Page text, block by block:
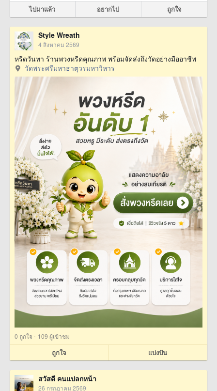
ไปมาแล้ว อยากไป ถูกใจ
Style Wreath
4 สิงหาคม 2569
หรีดวันทา ร้านพวงหรีดคุณภาพ พร้อมจัดส่งถึงวัดอย่างมืออาชีพ
วัดพระศรีมหาธาตุวรมหาวิหาร
0 ถูกใจ · 109 ผู้เข้าชม
ถูกใจ แบ่งปัน
สวัสดี คนแปลกหน้า
26 กรกฎาคม 2569